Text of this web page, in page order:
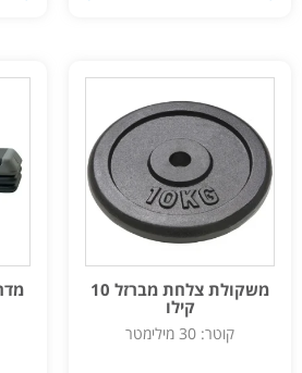
משקולת צלחת מברזל 10
קילו
קוטר: 30 מילימטר